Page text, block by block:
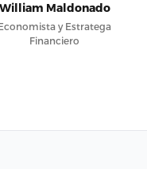
William Maldonado
y Estratega
Financiero